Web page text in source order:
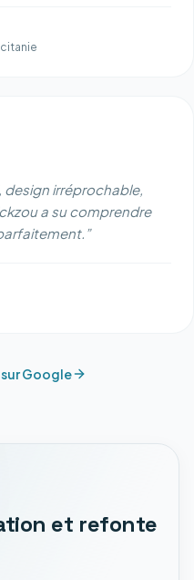
design irréprochable,
a su comprendre
”
Google
et refonte